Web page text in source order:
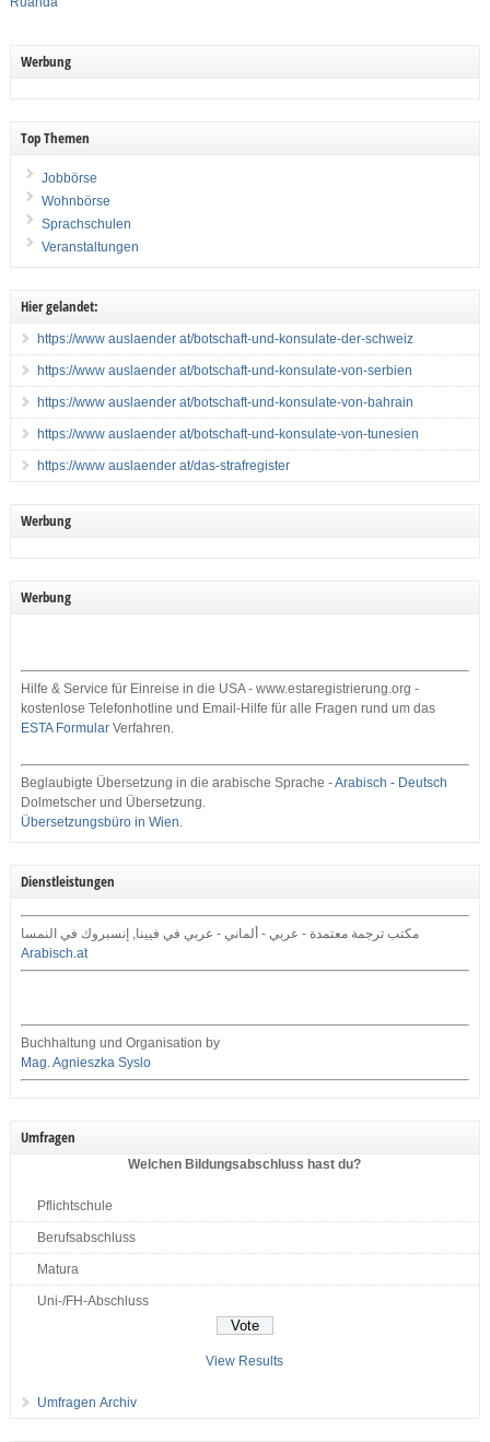
Werbung
Top Themen
Jobbörse
Wohnbörse
Sprachschulen
Veranstaltungen
Hier gelandet:
https://www auslaender at/botschaft-und-konsulate-der-schweiz
https://www auslaender at/botschaft-und-konsulate-von-serbien
https://www auslaender at/botschaft-und-konsulate-von-bahrain
https://www auslaender at/botschaft-und-konsulate-von-tunesien
https://www auslaender at/das-strafregister
Werbung
Werbung
Hilfe & Service für Einreise in die USA - www.estaregistrierung.org -
kostenlose Telefonhotline und Email-Hilfe für alle Fragen rund um das
ESTA FormularVerfahren.
Beglaubigte Übersetzung in die arabische Sprache -Arabisch - Deutsch
Dolmetscher und Übersetzung.
Übersetzungsbüro in Wien.
Dienstleistungen
مكتب ترجمة معتمدة - عربي - ألماني - عربي في فيينا, إنسبروك في النمسا
Arabisch.at
Buchhaltung und Organisation by
Mag. Agnieszka Syslo
Umfragen
Welchen Bildungsabschluss hast du?
Pflichtschule
Berufsabschluss
Matura
Uni-/FH-Abschluss
View Results
Umfragen Archiv